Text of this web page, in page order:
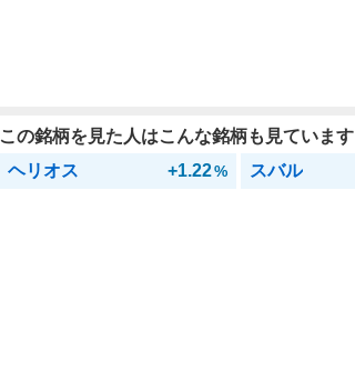
この銘柄を見た人はこんな銘柄も見ています
ヘリオス
+1.22% スバル